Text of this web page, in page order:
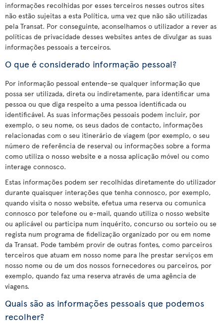
informações recolhidas por esses terceiros nesses outros sites
não estão sujeitas a esta Política, uma vez que não são utilizadas
pela Transat. Por conseguinte, aconselhamos o utilizador a rever as
políticas de privacidade desses websites antes de divulgar as suas
informações pessoais a terceiros.
O que é considerado informação pessoal?
Por informação pessoal entende-se qualquer informação que
possa ser utilizada, direta ou indiretamente, para identificar uma
pessoa ou que diga respeito a uma pessoa identificada ou
identificável. As suas informações pessoais podem incluir, por
exemplo, o seu nome, os seus dados de contacto, informações
relacionadas com o seu itinerário de viagem (por exemplo, o seu
número de referência de reserva) ou informações sobre a forma
como utiliza o nosso website e a nossa aplicação móvel ou como
interage connosco.
Estas informações podem ser recolhidas diretamente do utilizador
durante quaisquer interações que tenha connosco, por exemplo,
quando visita o nosso website, efetua uma reserva ou comunica
connosco por telefone ou e-mail, quando utiliza o nosso website
ou aplicável ou participa num inquérito, concurso ou sorteio ou se
regista num programa de fidelização organizado por ou em nome
da Transat. Pode também provir de outras fontes, como parceiros
terceiros que atuam em nosso nome para lhe prestar serviços em
nosso nome ou de um dos nossos fornecedores ou parceiros, por
exemplo, quando faz uma reserva através de uma agência de
viagens.
Quais são as informações pessoais que podemos
recolher?